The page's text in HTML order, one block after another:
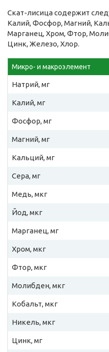
Скат-лисица содержит
Калий, Фосфор, Магний,
Марганец, Хром, Фтор,
Цинк, Железо, Хлор.
Микро- и макроэлемент
Натрий, мг
Калий, мг
Фосфор, мг
Магний, мг
Кальций, мг
Сера, мг
Медь, мкг
Йод, мкг
Марганец, мг
Хром, мкг
Фтор, мкг
Молибден, мкг
Кобальт, мкг
Никель, мкг
Цинк, мг